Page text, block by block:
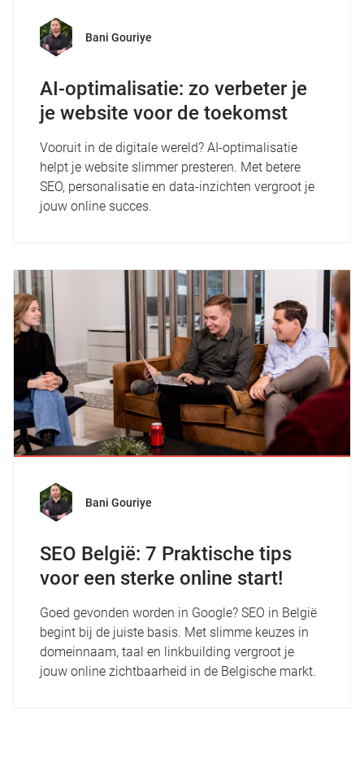
Bani Gouriye
AI-optimalisatie: zo verbeter je
je website voor de toekomst
Vooruit in de digitale wereld? AI-optimalisatie
helpt je website slimmer presteren. Met betere
SEO, personalisatie en data-inzichten vergroot je
jouw online succes.
Bani Gouriye
SEO België: 7 Praktische tips
voor een sterke online start!
Goed gevonden worden in Google? SEO in België
begint bij de juiste basis. Met slimme keuzes in
domeinnaam, taal en linkbuilding vergroot je
jouw online zichtbaarheid in de Belgische markt.